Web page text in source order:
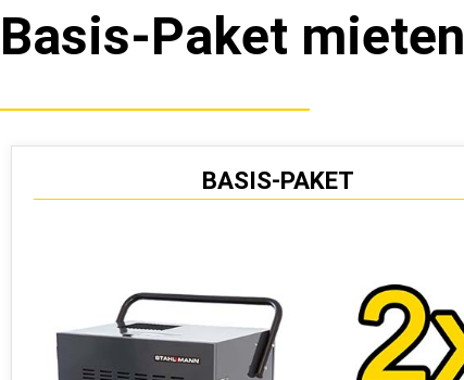
e
n
Basis-Paket mieten
BASIS-PAKET